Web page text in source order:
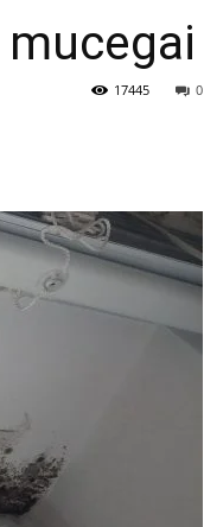
0
17445